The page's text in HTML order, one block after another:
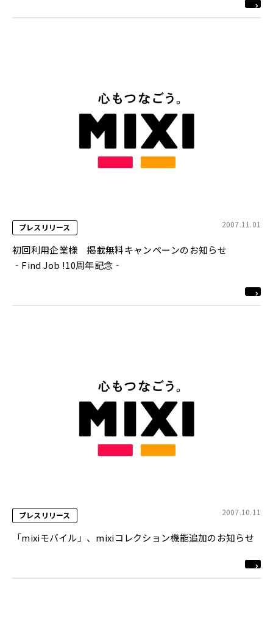
プレスリリース 2007.11.01
初回利用企業様 掲載無料キャンペーンのお知らせ
‐Find Job !10周年記念‐
プレスリリース 2007.10.11
「mixiモバイル」、mixiコレクション機能追加のお知らせ